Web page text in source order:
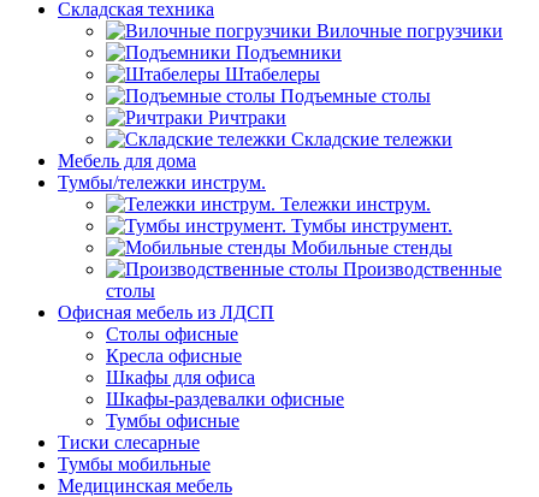
Складская техника
Вилочные погрузчики
Подъемники
Штабелеры
Подъемные столы
Ричтраки
Складские тележки
Мебель для дома
Тумбы/тележки инструм.
Тележки инструм.
Тумбы инструмент.
Мобильные стенды
Производственные
столы
Офисная мебель из ЛДСП
Столы офисные
Кресла офисные
Шкафы для офиса
Шкафы-раздевалки офисные
Тумбы офисные
Тиски слесарные
Тумбы мобильные
Медицинская мебель